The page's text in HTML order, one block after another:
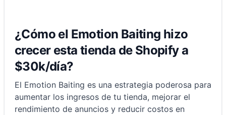
¿Cómo el Emotion Baiting hizo
crecer esta tienda de Shopify a
$30k/día?
El Emotion Baiting es una estrategia poderosa para
aumentar los ingresos de tu tienda, mejorar el
rendimiento de anuncios y reducir costos en